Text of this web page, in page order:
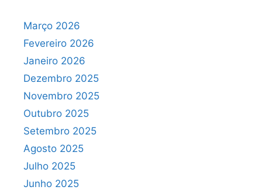
Março 2026
Fevereiro 2026
Janeiro 2026
Dezembro 2025
Novembro 2025
Outubro 2025
Setembro 2025
Agosto 2025
Julho 2025
Junho 2025